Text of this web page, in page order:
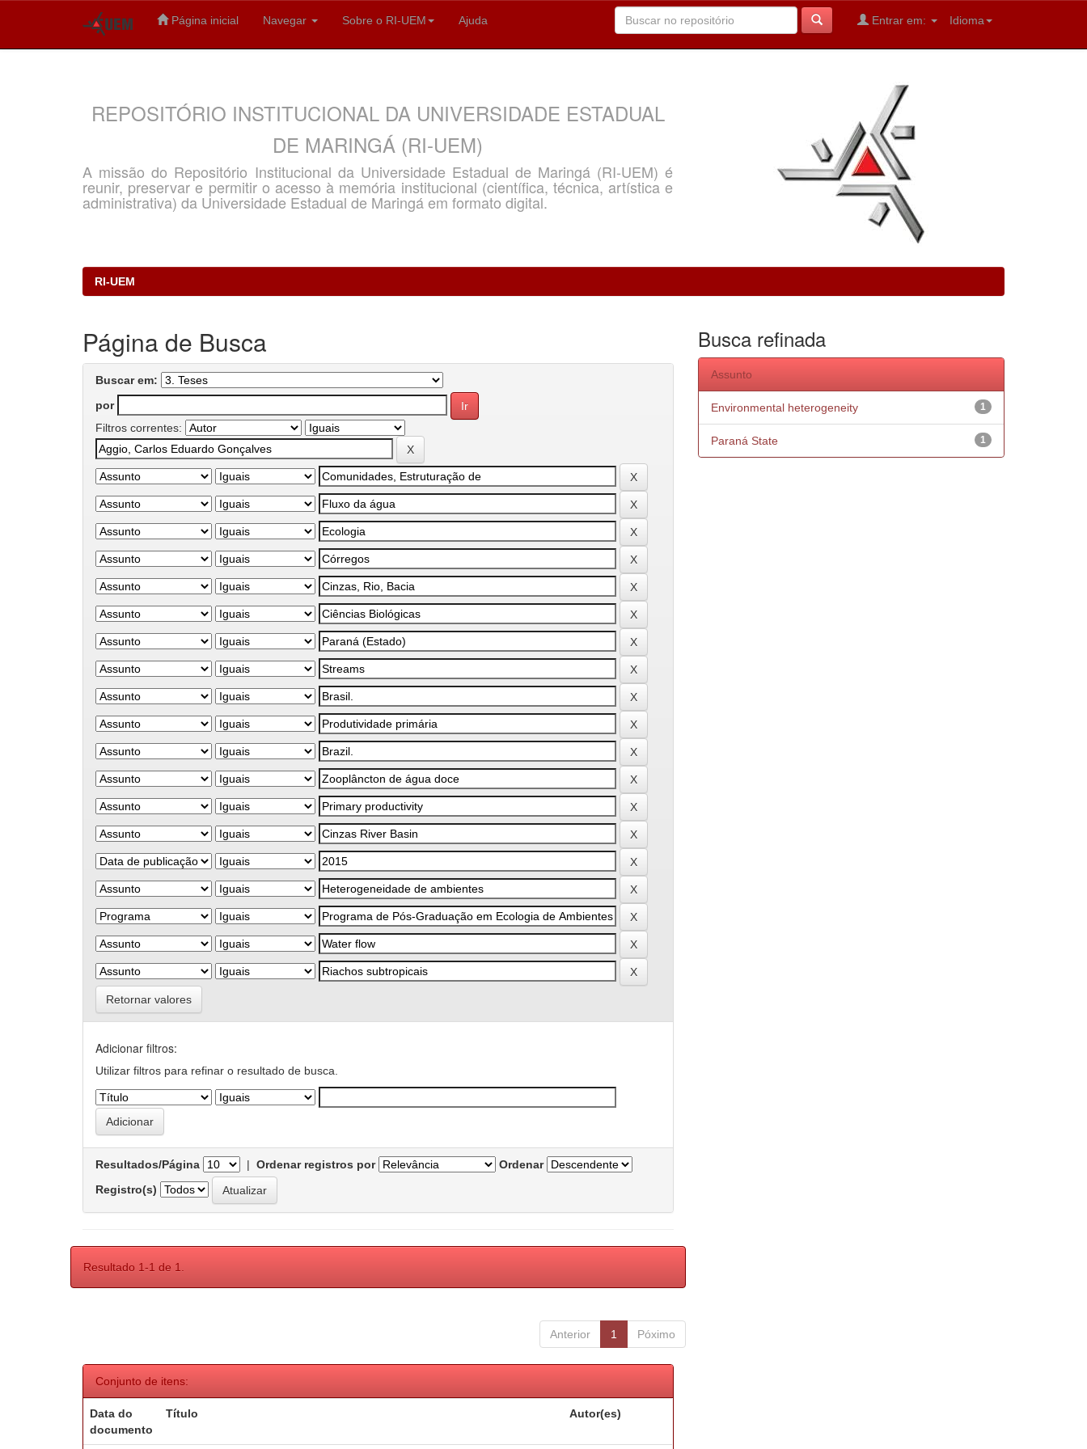
Página inicial Navegar Sobre o RI-UEM Ajuda Idioma
Entrar em:
REPOSITÓRIO INSTITUCIONAL DA UNIVERSIDADE ESTADUAL
DE MARINGÁ (RI-UEM)
A missão do Repositório Institucional da Universidade Estadual de Maringá (RI-UEM) é
reunir, preservar e permitir o acesso à memória institucional (científica, técnica, artística e
administrativa) da Universidade Estadual de Maringá em formato digital.
RI-UEM
Página de Busca
Buscar em:
por
Filtros correntes:
Retornar valores
Adicionar filtros:
Utilizar filtros para refinar o resultado de busca.
Resultados/Página | Ordenar registros por
Ordenar
Registro(s)
Resultado 1-1 de 1.
Anterior 1 Póximo
Conjunto de itens:
Data do
documento
Título Autor(es)
Busca refinada
Assunto
1
Environmental heterogeneity
1
Paraná State